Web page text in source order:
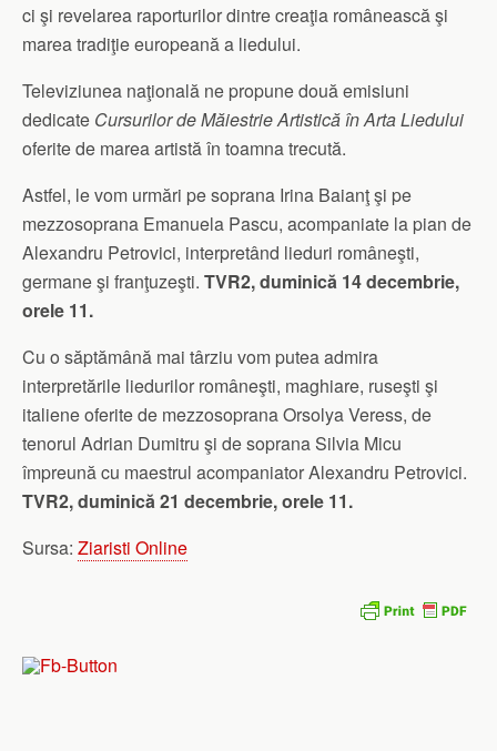
ci şi revelarea raporturilor dintre creaţia românească şi
marea tradiţie europeană a liedului.
Televiziunea naţională ne propune două emisiuni
dedicate Cursurilor de Măiestrie Artistică în Arta Liedului
oferite de marea artistă în toamna trecută.
Astfel, le vom urmări pe soprana Irina Baianţ şi pe
mezzosoprana Emanuela Pascu, acompaniate la pian de
Alexandru Petrovici, interpretând lieduri româneşti,
germane şi franţuzeşti. TVR2, duminică 14 decembrie,
orele 11.
Cu o săptămână mai târziu vom putea admira
interpretările liedurilor româneşti, maghiare, ruseşti şi
italiene oferite de mezzosoprana Orsolya Veress, de
tenorul Adrian Dumitru şi de soprana Silvia Micu
împreună cu maestrul acompaniator Alexandru Petrovici.
TVR2, duminică 21 decembrie, orele 11.
Sursa: Ziaristi Online